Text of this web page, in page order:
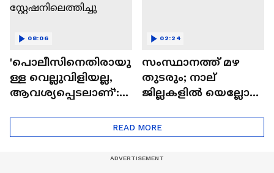
'പൊലീസിനെതിരായു
ള്ള വെല്ലുവിളിയല്ല,
ആവശ്യപ്പെടലാണ്':
സൈബര്‍
08:06
സംസ്ഥാനത്ത് മഴ
തുടരും; നാല്
ജില്ലകളിൽ യെല്ലോ
മത്സ്യബന്ധനത്തിന്
വിലക്ക് | Kerala Rain
02:24
READ MORE